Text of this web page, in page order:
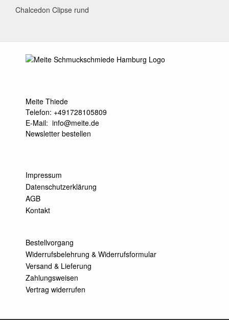
Post
Chalcedon Clipse rund
Meite Thiede
Telefon: +491728105809
E-Mail: info@meite.de
Newsletter bestellen
Impressum
Datenschutzerklärung
AGB
Kontakt
Bestellvorgang
Widerrufsbelehrung & Widerrufsformular
Versand & Lieferung
Zahlungsweisen
Vertrag widerrufen